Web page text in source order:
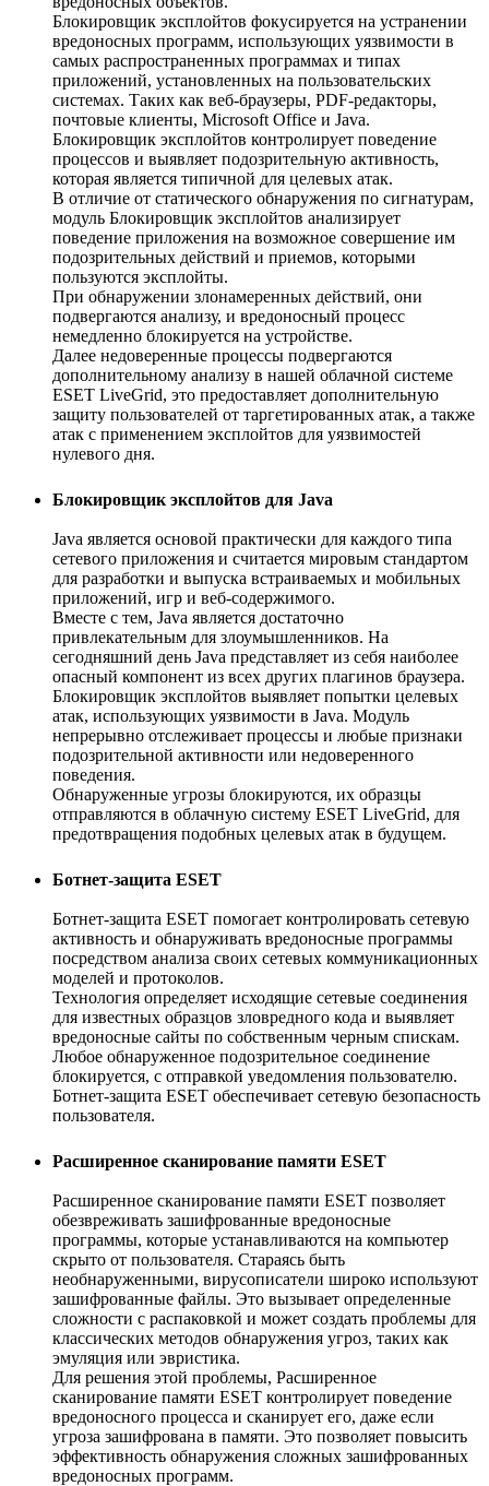
Блокировщик эксплойтов фокусируется на устранении
вредоносных программ, использующих уязвимости в
самых распространенных программах и типах
приложений, установленных на пользовательских
системах. Таких как веб-браузеры, PDF-редакторы,
почтовые клиенты, Microsoft Office и Java.
Блокировщик эксплойтов контролирует поведение
процессов и выявляет подозрительную активность,
которая является типичной для целевых атак.
В отличие от статического обнаружения по сигнатурам,
модуль Блокировщик эксплойтов анализирует
поведение приложения на возможное совершение им
подозрительных действий и приемов, которыми
пользуются эксплойты.
При обнаружении злонамеренных действий, они
подвергаются анализу, и вредоносный процесс
немедленно блокируется на устройстве.
Далее недоверенные процессы подвергаются
дополнительному анализу в нашей облачной системе
ESET LiveGrid, это предоставляет дополнительную
защиту пользователей от таргетированных атак, а также
атак с применением эксплойтов для уязвимостей
нулевого дня.
Блокировщик эксплойтов для Java
Java является основой практически для каждого типа
сетевого приложения и считается мировым стандартом
для разработки и выпуска встраиваемых и мобильных
приложений, игр и веб-содержимого.
Вместе с тем, Java является достаточно
привлекательным для злоумышленников. На
сегодняшний день Java представляет из себя наиболее
опасный компонент из всех других плагинов браузера.
Блокировщик эксплойтов выявляет попытки целевых
атак, использующих уязвимости в Java. Модуль
непрерывно отслеживает процессы и любые признаки
подозрительной активности или недоверенного
поведения.
Обнаруженные угрозы блокируются, их образцы
отправляются в облачную систему ESET LiveGrid, для
предотвращения подобных целевых атак в будущем.
Ботнет-защита ESET
Ботнет-защита ESET помогает контролировать сетевую
активность и обнаруживать вредоносные программы
посредством анализа своих сетевых коммуникационных
моделей и протоколов.
Технология определяет исходящие сетевые соединения
для известных образцов зловредного кода и выявляет
вредоносные сайты по собственным черным спискам.
Любое обнаруженное подозрительное соединение
блокируется, с отправкой уведомления пользователю.
Ботнет-защита ESET обеспечивает сетевую безопасность
пользователя.
Расширенное сканирование памяти ESET
Расширенное сканирование памяти ESET позволяет
обезвреживать зашифрованные вредоносные
программы, которые устанавливаются на компьютер
скрыто от пользователя. Стараясь быть
необнаруженными, вирусописатели широко используют
зашифрованные файлы. Это вызывает определенные
сложности с распаковкой и может создать проблемы для
классических методов обнаружения угроз, таких как
эмуляция или эвристика.
Для решения этой проблемы, Расширенное
сканирование памяти ESET контролирует поведение
вредоносного процесса и сканирует его, даже если
угроза зашифрована в памяти. Это позволяет повысить
эффективность обнаружения сложных зашифрованных
вредоносных программ.